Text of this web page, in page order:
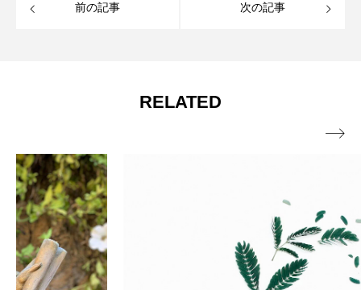
前の記事 次の記事
RELATED
